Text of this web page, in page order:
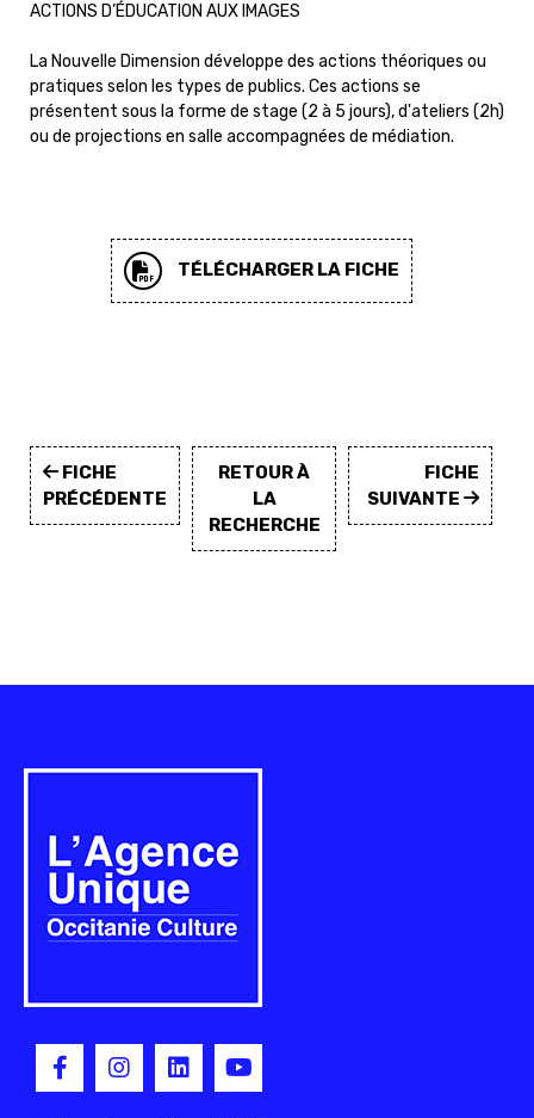
ACTIONS D’ÉDUCATION AUX IMAGES
La Nouvelle Dimension développe des actions théoriques ou
pratiques selon les types de publics. Ces actions se
présentent sous la forme de stage (2 à 5 jours), d'ateliers (2h)
ou de projections en salle accompagnées de médiation.
TÉLÉCHARGER LA FICHE
FICHE
PRÉCÉDENTE
RETOUR À
LA
RECHERCHE
FICHE
SUIVANTE